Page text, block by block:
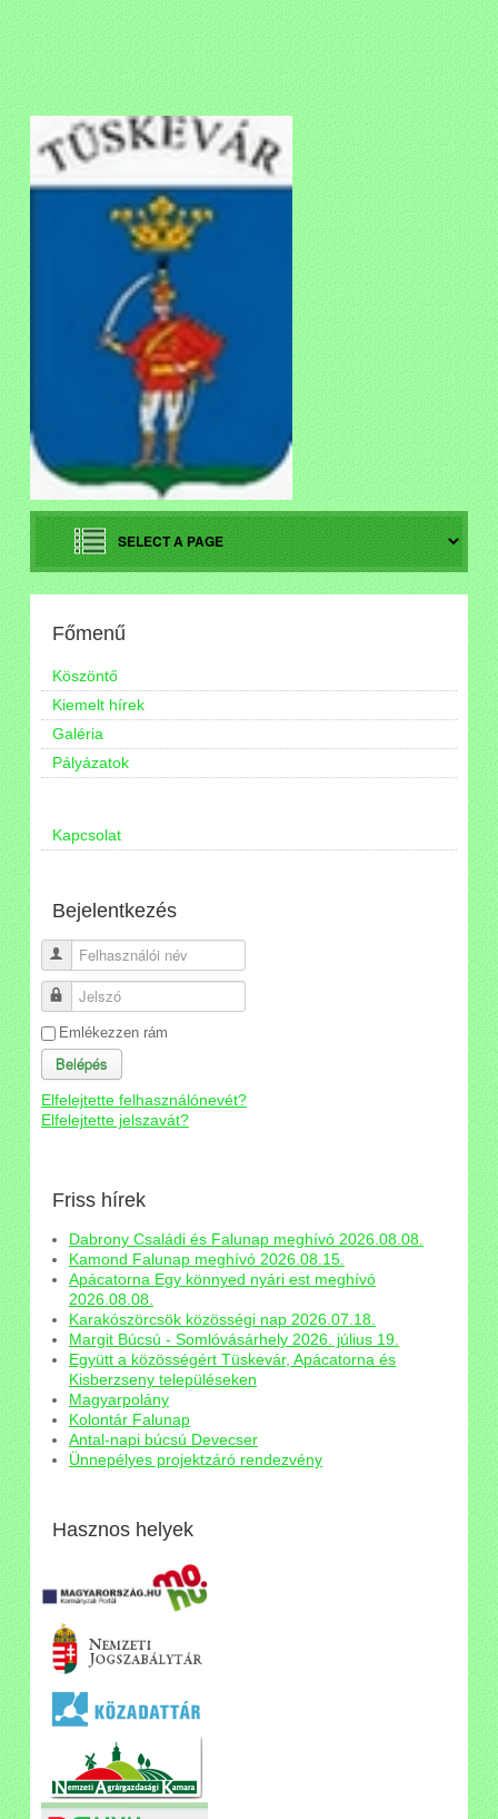
Főmenű
Köszöntő
Kiemelt hírek
Galéria
Pályázatok
Kapcsolat
Bejelentkezés
Felhasználói név
Jelszó
Emlékezzen rám
Belépés
Elfelejtette felhasználónevét?
Elfelejtette jelszavát?
Friss hírek
Dabrony Családi és Falunap meghívó 2026.08.08.
Kamond Falunap meghívó 2026.08.15.
Apácatorna Egy könnyed nyári est meghívó
2026.08.08.
Karakószörcsök közösségi nap 2026.07.18.
Margit Búcsú - Somlóvásárhely 2026. július 19.
Együtt a közösségért Tüskevár, Apácatorna és
Kisberzseny településeken
Magyarpolány
Kolontár Falunap
Antal-napi búcsú Devecser
Ünnepélyes projektzáró rendezvény
Hasznos helyek